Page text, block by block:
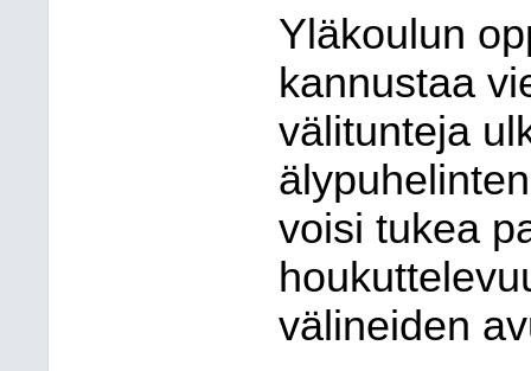
Yläkoulun
kannustaa
välitunteja
voisi tukea
välineiden